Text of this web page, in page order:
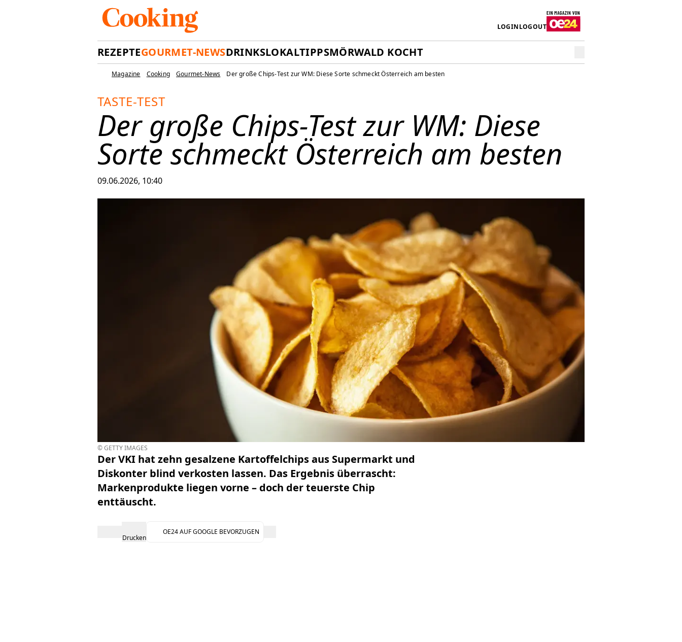
LOGINLOGOUT
REZEPTEGOURMET-NEWSDRINKSLOKALTIPPSMÖRWALD KOCHT
Magazine Cooking Gourmet-News Der große Chips-Test zur WM: Diese Sorte schmeckt Österreich am besten
TASTE-TEST
Der große Chips-Test zur WM: Diese
Sorte schmeckt Österreich am besten
09.06.2026, 10:40
© GETTY IMAGES
Der VKI hat zehn gesalzene Kartoffelchips aus Supermarkt und
Diskonter blind verkosten lassen. Das Ergebnis überrascht:
Markenprodukte liegen vorne – doch der teuerste Chip
enttäuscht.
Drucken
OE24 AUF GOOGLE BEVORZUGEN